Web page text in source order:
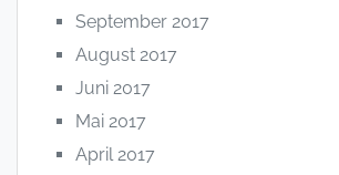
September 2017
August 2017
Juni 2017
Mai 2017
April 2017